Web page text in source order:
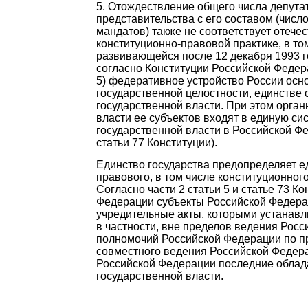
5. Отождествление общего числа
представительства с его составом
мандатов) также не соответствует
конституционно-правовой практике, в
развивающейся после 12 декабря 1993
согласно Конституции Российской
5) федеративное устройство России
государственной целостности, единстве
государственной власти. При этом
власти ее субъектов входят в единую
государственной власти в Российской
статьи 77 Конституции).
Единство государства предопределяет
правового, в том числе
Согласно части 2 статьи 5 и статье 73
Федерации субъекты Российской
учредительные акты, которыми
в частности, вне пределов ведения
полномочий Российской Федерации по
совместного ведения Российской
Российской Федерации последние
государственной власти.